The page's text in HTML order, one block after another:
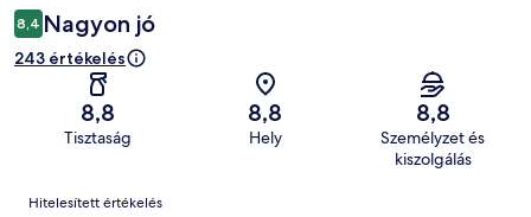
8,4 Nagyon jó
243 értékelés
8,8
Tisztaság
8,8
Hely
8,8
Személyzet és
kiszolgálás
Értékelések
Hitelesített értékelés